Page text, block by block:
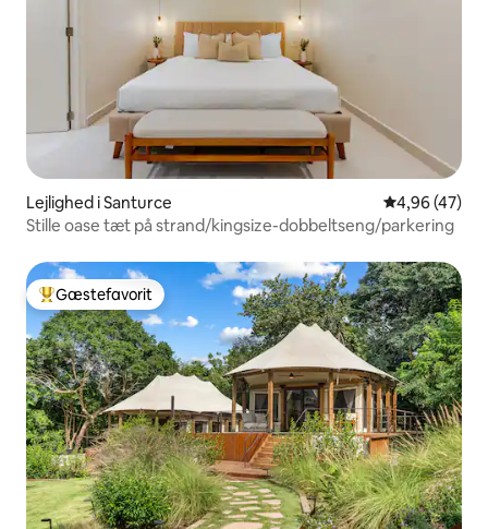
Lejlighed i Santurce 4,96 ud af 5 i
4,96 (47)
Stille oase tæt på strand/kingsize-dobbeltseng/parkering
Bedste gæstefavorit
Gæstefavorit